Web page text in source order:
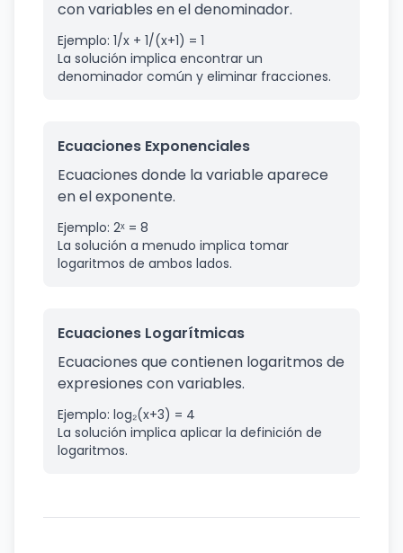
con variables en el denominador.
Ejemplo: 1/x + 1/(x+1) = 1
La solución implica encontrar un
denominador común y eliminar fracciones.
Ecuaciones Exponenciales
Ecuaciones donde la variable aparece
en el exponente.
Ejemplo: 2ˣ = 8
La solución a menudo implica tomar
logaritmos de ambos lados.
Ecuaciones Logarítmicas
Ecuaciones que contienen logaritmos de
expresiones con variables.
Ejemplo: log₂(x+3) = 4
La solución implica aplicar la definición de
logaritmos.